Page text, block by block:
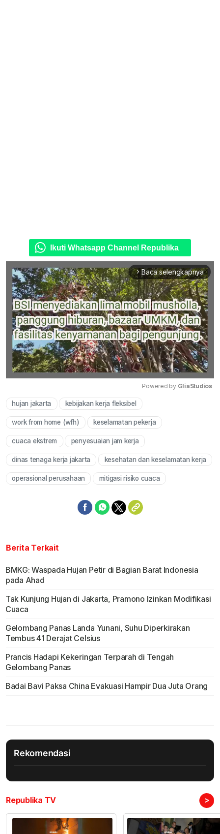
Ikuti Whatsapp Channel Republika
arrow_forward_ios Baca selengkapnya
Powered by GliaStudios
hujan jakarta kebijakan kerja fleksibel
work from home (wfh) keselamatan pekerja
cuaca ekstrem penyesuaian jam kerja
dinas tenaga kerja jakarta kesehatan dan keselamatan kerja
operasional perusahaan mitigasi risiko cuaca
Berita Terkait
BMKG: Waspada Hujan Petir di Bagian Barat Indonesia
pada Ahad
Tak Kunjung Hujan di Jakarta, Pramono Izinkan Modifikasi
Cuaca
Gelombang Panas Landa Yunani, Suhu Diperkirakan
Tembus 41 Derajat Celsius
Prancis Hadapi Kekeringan Terparah di Tengah
Gelombang Panas
Badai Bavi Paksa China Evakuasi Hampir Dua Juta Orang
Rekomendasi
Republika TV >